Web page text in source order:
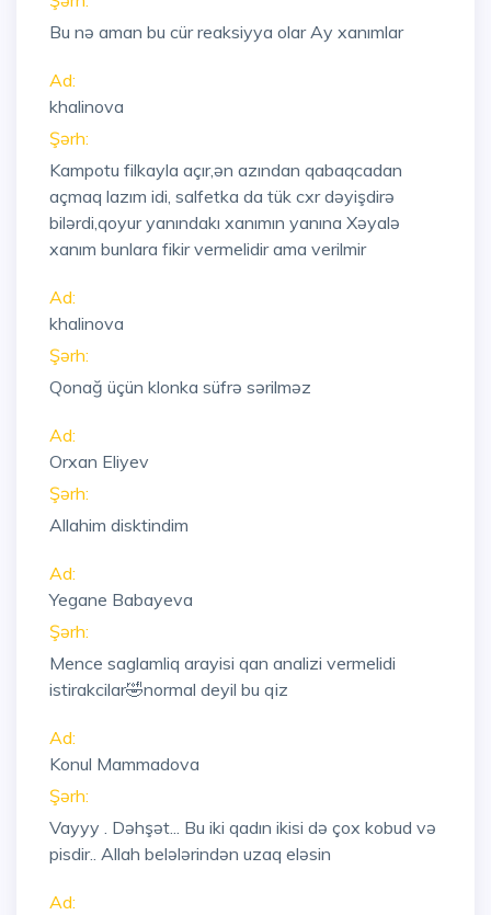
Bu nə aman bu cür reaksiyya olar Ay xanımlar
Ad:
khalinova
Şərh:
Kampotu filkayla açır,ən azından qabaqcadan
açmaq lazım idi, salfetka da tük cxr dəyişdirə
bilərdi,qoyur yanındakı xanımın yanına Xəyalə
xanım bunlara fikir vermelidir ama verilmir
Ad:
khalinova
Şərh:
Qonağ üçün klonka süfrə sərilməz
Ad:
Orxan Eliyev
Şərh:
Allahim disktindim
Ad:
Yegane Babayeva
Şərh:
Mence saglamliq arayisi qan analizi vermelidi
istirakcilar🤣normal deyil bu qiz
Ad:
Konul Mammadova
Şərh:
Vayyy . Dəhşət... Bu iki qadın ikisi də çox kobud və
pisdir.. Allah belələrindən uzaq eləsin
Ad: